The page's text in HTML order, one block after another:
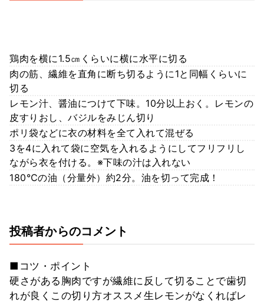
鶏肉を横に1.5㎝くらいに横に水平に切る
肉の筋、繊維を直角に断ち切るように1と同幅くらいに
切る
レモン汁、醤油につけて下味。10分以上おく。レモンの
皮すりおし、バジルをみじん切り
ポリ袋などに衣の材料を全て入れて混ぜる
3を4に入れて袋に空気を入れるようにしてフリフリし
ながら衣を付ける。※下味の汁は入れない
180℃の油（分量外）約2分。油を切って完成！
投稿者からのコメント
■コツ・ポイント
硬さがある胸肉ですが繊維に反して切ることで歯切
れが良くこの切り方オススメ生レモンがなくればレ